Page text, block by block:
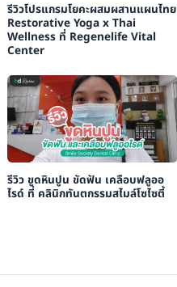
รีวิวโปรแกรมโยคะผสมผสานแผนไทย
Restorative Yoga x Thai
Wellness ที่ Regenelife Vital
Center
รีวิว ขูดหินปูน ขัดฟัน เคลือบฟลูออ
ไรด์ ที่ คลินิกทันตกรรมสไมล์โซไซตี้